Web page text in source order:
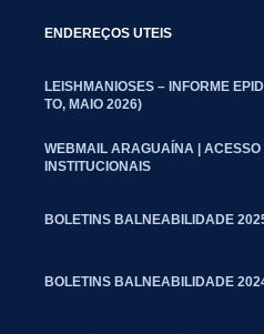
ENDEREÇOS UTEIS
LEISHMANIOSES – INFORME
TO, MAIO 2026)
WEBMAIL ARAGUAÍNA | ACESSO
INSTITUCIONAIS
BOLETINS BALNEABILIDADE
BOLETINS BALNEABILIDADE